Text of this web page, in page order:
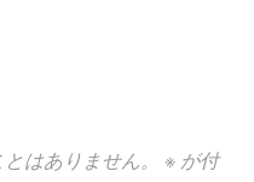
はありません。 ※が付